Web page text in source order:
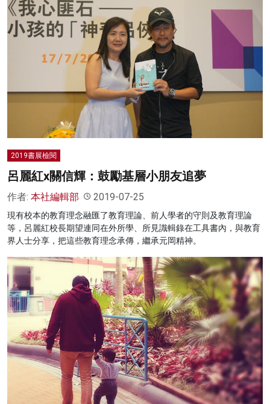
2019書展檢閱
呂麗紅x關信輝：鼓勵基層小朋友追夢
作者: 本社編輯部 2019-07-25
現有校本的教育理念融匯了教育理論、前人學者的守則及教育理論
等，呂麗紅校長期望連同在外所學、所見識輯錄在工具書內，與教育
界人士分享，把這些教育理念承傳，繼承元岡精神。